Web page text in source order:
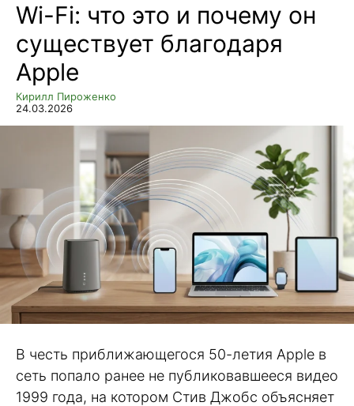
Wi-Fi: что это и почему он
существует благодаря
Apple
Кирилл Пироженко
24.03.2026
В честь приближающегося 50-летия Apple в
сеть попало ранее не публиковавшееся видео
1999 года, на котором Стив Джобс объясняет